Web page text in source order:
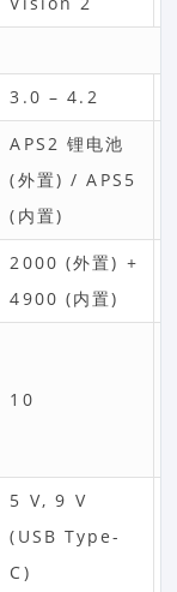
3.0 – 4.2
APS2 锂电池
(外置) / APS5
(内置)
2000 (外置) +
4900 (内置)
10
5 V, 9 V
(USB Type-
C)